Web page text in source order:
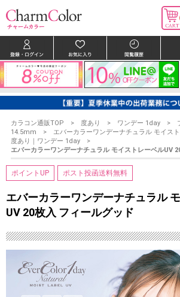
カラコン通販TOP 度あり ワンデー 1day
14.5mm
エバーカラーワンデーナチュラル モイス
度あり｜ワンデー 1day
エバーカラーワンデーナチュラル モイストレーベルUV
ポイントUP ポスト投函送料無料
エバーカラーワンデーナチュラル
UV 20枚入 フィールグッド